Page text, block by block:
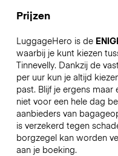
Prijzen
LuggageHero is de
waarbij je kunt kiezen
Tinnevelly. Dankzij de
per uur kun je altijd
past. Blijf je ergens
niet voor een hele dag
aanbieders van
is verzekerd tegen
borgzegel kan worden
aan je boeking.